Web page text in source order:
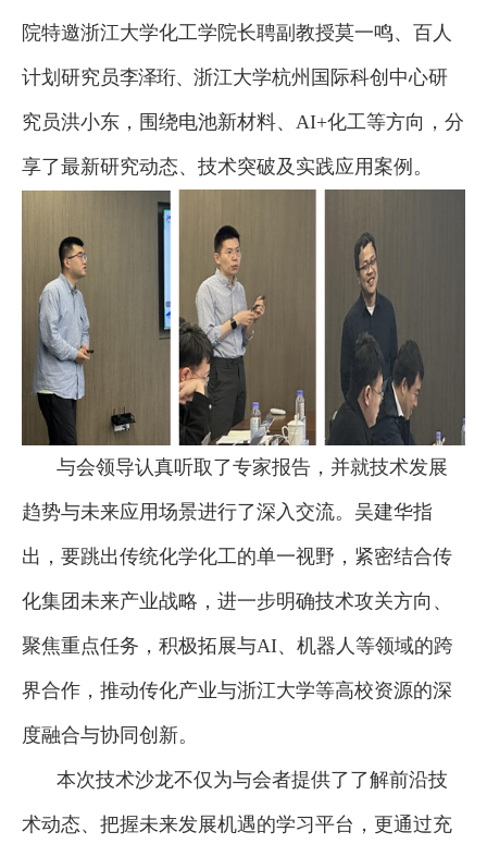
院特邀浙江大学化工学院长聘副教授莫一鸣、百人
计划研究员李泽珩、 浙江大学杭州国际科创中心研
究员洪小东 ，围绕电池新材料、 AI+化工等方向，分
享了最新研究动态、技术突破及实践应用案例。
与会领导认真听取了专家报告，并就技术发展
趋势与未来应用场景进行了深入交流。 吴建华指
出，要跳出传统化学化工的单一视野，紧密结合传
化集团未来产业战略，进一步明确技术攻关方向、
聚焦重点任务，积极拓展与AI、机器人等领域的跨
界合作，推动传化产业与浙江大学等高校资源的深
度融合与协同创新。
本次技术沙龙不仅为与会者提供了了解前沿技
术动态、把握未来发展机遇的学习平台，更通过充